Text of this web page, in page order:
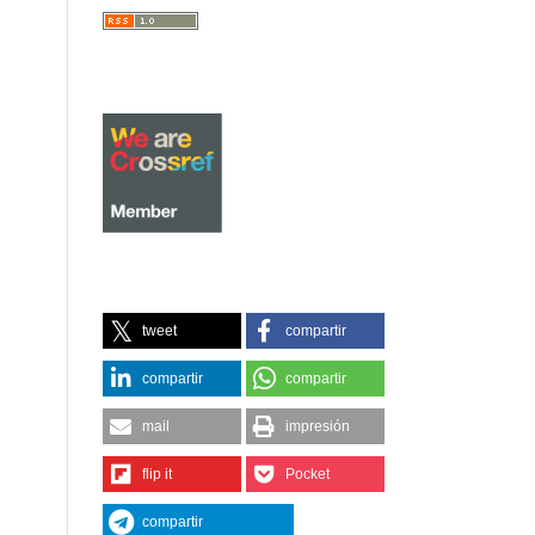
tweet compartir
compartir compartir
mail impresión
flip it Pocket
compartir